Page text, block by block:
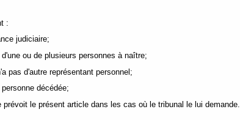
:
judiciaire;
ou de plusieurs personnes à naître;
pas d'autre représentant personnel;
décédée;
le présent article dans les cas où le tribunal le lui demande.